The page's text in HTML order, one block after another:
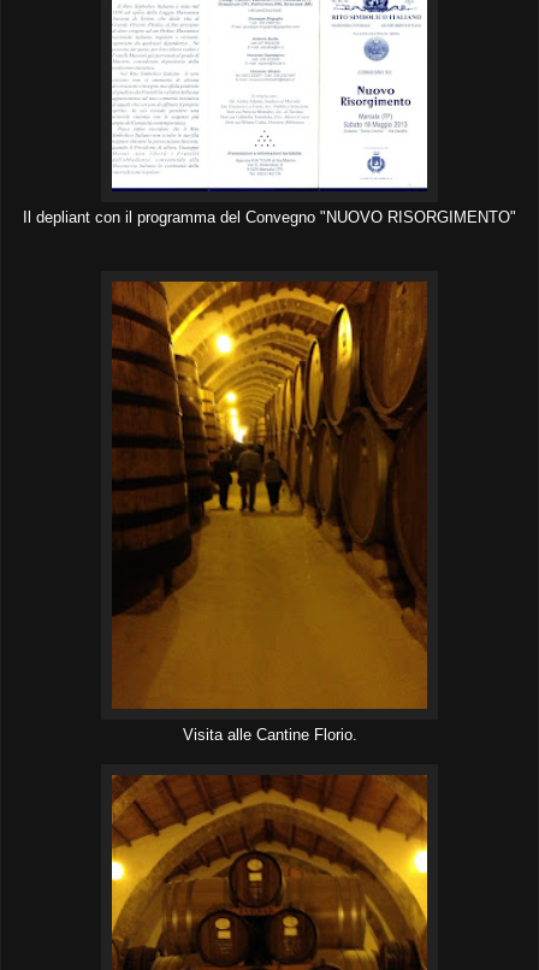
Il depliant con il programma del Convegno "NUOVO RISORGIMENTO"
Visita alle Cantine Florio.